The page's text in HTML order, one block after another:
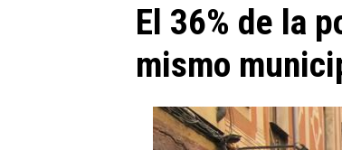
El 36% de la
mismo